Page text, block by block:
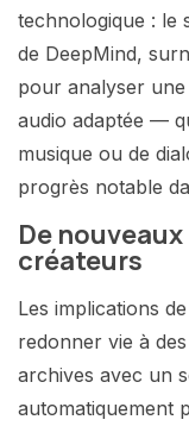
technologique : le
de DeepMind,
pour analyser
audio adaptée —
musique ou de
progrès notable
De
créateurs
Les implications
redonner vie à
archives avec un
automatiquement